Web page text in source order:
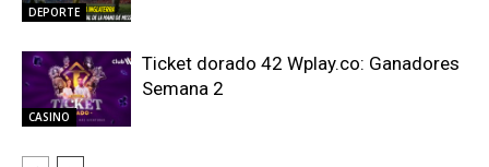
DEPORTE
CASINO
Ticket dorado 42 Wplay.co: Ganadores
Semana 2